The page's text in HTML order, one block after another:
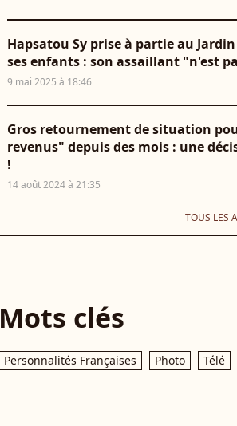
Hapsatou Sy prise à partie au
ses enfants : son assaillant "n'est
9 mai 2025 à 18:46
Gros retournement de situation
revenus" depuis des mois : une
!
14 août 2024 à 21:35
TOUS LES
Mots clés
Personnalités Françaises Photo Télé